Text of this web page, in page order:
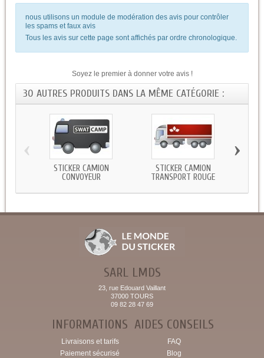
nous utilisons un module de modération des avis pour contrôler
les spams et faux avis
Tous les avis sur cette page sont affichés par ordre chronologique.
Soyez le premier à donner votre avis !
30 AUTRES PRODUITS DANS LA MÊME CATÉGORIE :
STICKER CAMION
CONVOYEUR
STICKER CAMION
TRANSPORT ROUGE
‹ ›
SARL LMDS
23, rue Edouard Vaillant
37000 TOURS
09 82 28 47 69
INFORMATIONS
Livraisons et tarifs
Paiement sécurisé
AIDES CONSEILS
FAQ
Blog